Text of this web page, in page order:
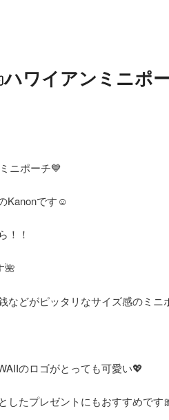
ワイアンミニポ
ニポーチ💙
Kanonです☺️
！！
🌺
などがピッタリなサイズ感のミニ
のロゴがとっても可愛い💖
したプレゼントにもおすすめです